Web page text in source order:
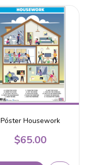
Póster Housework
$65.00